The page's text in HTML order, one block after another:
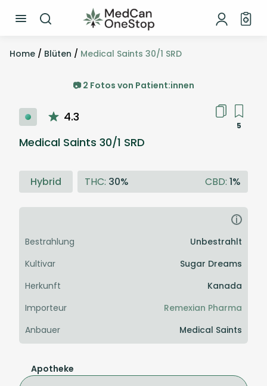
Home / Blüten / Medical Saints 30/1 SRD
📷 2 Fotos von Patient:innen
4.3
5
Medical Saints 30/1 SRD
Hybrid THC: 30% CBD: 1%
i
Bestrahlung
Unbestrahlt
Kultivar
Sugar Dreams
Herkunft
Kanada
Importeur
Remexian Pharma
Anbauer
Medical Saints
Apotheke